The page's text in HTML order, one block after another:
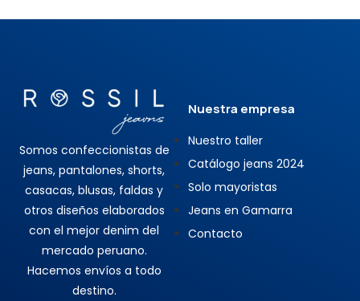
Somos confeccionistas de
jeans, pantalones, shorts,
casacas, blusas, faldas y
otros diseños elaborados
con el mejor denim del
mercado peruano.
Hacemos envíos a todo
destino.
Nuestra empresa
Nuestro taller
Catálogo jeans 2024
Solo mayoristas
Jeans en Gamarra
Contacto